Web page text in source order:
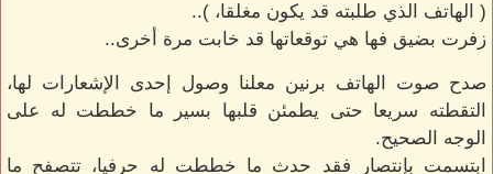
( الهاتف الذي طلبته قد يكون مغلقا، )..
زفرت بضيق فها هي توقعاتها قد خابت مرة أخرى..
صدح صوت الهاتف برنين معلنا وصول إحدى الإشعارات لها،
التقطته سريعا حتى يطمئن قلبها بسير ما خططت له على
الوجه الصحيح.
ابتسمت بإنتصار فقد حدث ما خططت له حرفيا، تتصفح ما